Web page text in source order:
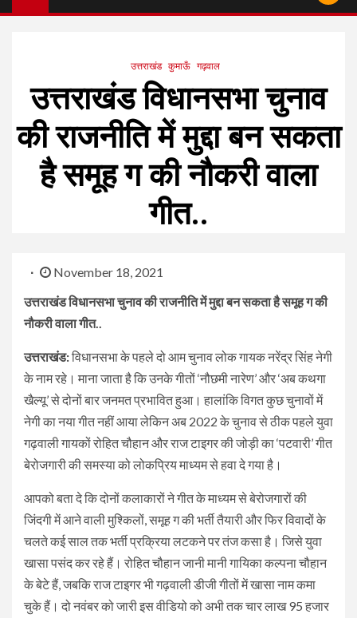
उत्तराखंड कुमाऊँ गढ़वाल
उत्तराखंड विधानसभा चुनाव
की राजनीति में मुद्दा बन सकता
है समूह ग की नौकरी वाला
गीत..
November 18, 2021
उत्तराखंड विधानसभा चुनाव की राजनीति में मुद्दा बन सकता है समूह ग की
नौकरी वाला गीत..
उत्तराखंड:विधानसभा के पहले दो आम चुनाव लोक गायक नरेंद्र सिंह नेगी
के नाम रहे। माना जाता है कि उनके गीतों ‘नौछमी नारेण’ और ‘अब कथगा
खैल्यू’ से दोनों बार जनमत प्रभावित हुआ। हालांकि विगत कुछ चुनावों में
नेगी का नया गीत नहीं आया लेकिन अब 2022 के चुनाव से ठीक पहले युवा
गढ़वाली गायकों रोहित चौहान और राज टाइगर की जोड़ी का ‘पटवारी’ गीत
बेरोजगारी की समस्या को लोकप्रिय माध्यम से हवा दे गया है।
आपको बता दे कि दोनों कलाकारों ने गीत के माध्यम से बेरोजगारों की
जिंदगी में आने वाली मुश्किलों, समूह ग की भर्ती तैयारी और फिर विवादों के
चलते कई साल तक भर्ती प्रक्रिया लटकने पर तंज कसा है। जिसे युवा
खासा पसंद कर रहे हैं। रोहित चौहान जानी मानी गायिका कल्पना चौहान
के बेटे हैं, जबकि राज टाइगर भी गढ़वाली डीजी गीतों में खासा नाम कमा
चुके हैं। दो नवंबर को जारी इस वीडियो को अभी तक चार लाख 95 हजार